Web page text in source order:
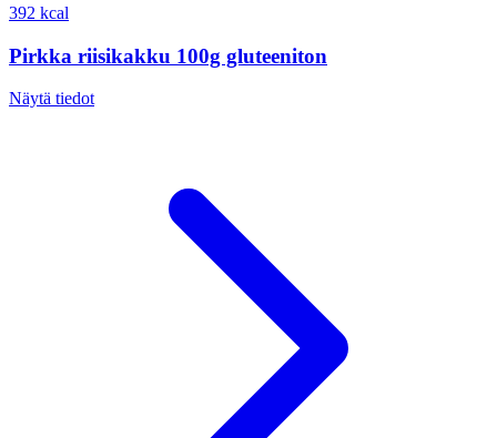
392 kcal
Pirkka riisikakku 100g gluteeniton
Näytä tiedot